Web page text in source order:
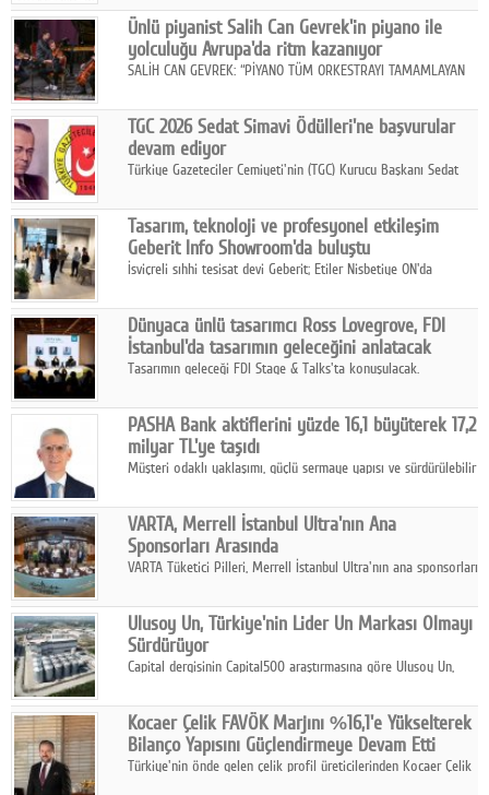
hedefiyle internet sitesini ve sosyal medya kanallarını yeniledi.
Ünlü piyanist Salih Can Gevrek'in piyano ile
yolculuğu Avrupa'da ritm kazanıyor
SALİH CAN GEVREK: “PİYANO TÜM ORKESTRAYI TAMAMLAYAN
ETKİ YARATIYOR"
TGC 2026 Sedat Simavi Ödülleri'ne başvurular
devam ediyor
Türkiye Gazeteciler Cemiyeti'nin (TGC) Kurucu Başkanı Sedat
Tasarım, teknoloji ve profesyonel etkileşim
Geberit Info Showroom'da buluştu
İsviçreli sıhhi tesisat devi Geberit; Etiler Nisbetiye ON'da
ortaklığıyla özel bir davete ev sahipliği yaptı.
Dünyaca ünlü tasarımcı Ross Lovegrove, FDI
İstanbul'da tasarımın geleceğini anlatacak
Tasarımın geleceği FDI Stage & Talks'ta konuşulacak.
PASHA Bank aktiflerini yüzde 16,1 büyüterek 17,2
milyar TL'ye taşıdı
Müşteri odaklı yaklaşımı, güçlü sermaye yapısı ve sürdürülebilir
yılının ilk yarısında güçlü finansal performansını korudu.
VARTA, Merrell İstanbul Ultra'nın Ana
Sponsorları Arasında
VARTA Tüketici Pilleri, Merrell İstanbul Ultra'nın ana sponsorları
enerjisine güç katıyor.
Ulusoy Un, Türkiye'nin Lider Un Markası Olmayı
Sürdürüyor
Capital dergisinin Capital500 araştırmasına göre Ulusoy Un,
hasılatıyla Türkiye'nin en büyük 83. firması oldu.
Kocaer Çelik FAVÖK Marjını %16,1'e Yükselterek
Bilanço Yapısını Güçlendirmeye Devam Etti
Türkiye'nin önde gelen çelik profil üreticilerinden Kocaer Çelik